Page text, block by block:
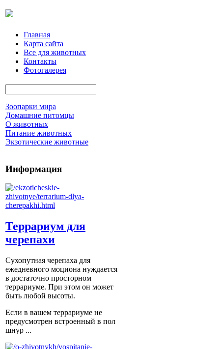
Главная
Карта сайта
Все для животных
Контакты
Фотогалерея
Зоопарки мира
Домашние питомцы
О животных
Питание животных
Экзотические животные
Информация
Террариум для
черепахи
Сухопутная черепаха для
ежедневного моциона нуждается
в достаточно просторном
террариуме. При этом он может
быть любой высоты.
Если в вашем террариуме не
предусмотрен встроенный в пол
шнур ...